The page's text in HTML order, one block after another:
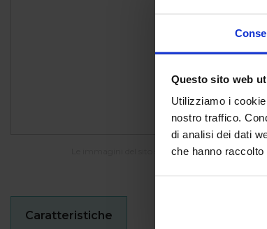
Questo sito web
Utilizziamo i
nostro traffico.
di analisi dei dati
che hanno
Le immagini del sito sono indicative e
Caratteristiche